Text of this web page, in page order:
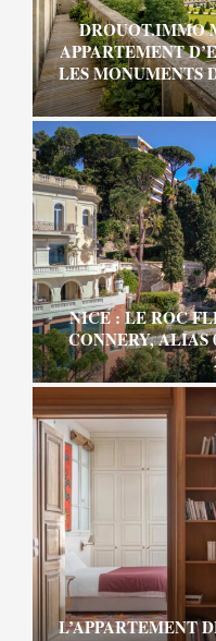
DROUOT.IMMO
APPARTEMENT
LES MONUMENTS
NICE : LE ROC
CONNERY, ALIAS
L’APPARTEMENT